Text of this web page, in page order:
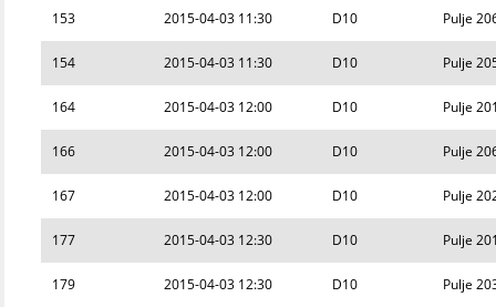
153 2015-04-03 11:30 D10 Pulje
154 2015-04-03 11:30 D10 Pulje
164 2015-04-03 12:00 D10 Pulje
166 2015-04-03 12:00 D10 Pulje
167 2015-04-03 12:00 D10 Pulje
177 2015-04-03 12:30 D10 Pulje
179 2015-04-03 12:30 D10 Pulje